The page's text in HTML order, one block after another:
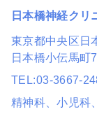
日本橋神経クリ
東京都中央区日
日本橋小伝馬町
TEL 03-3667-
精神科、小児科